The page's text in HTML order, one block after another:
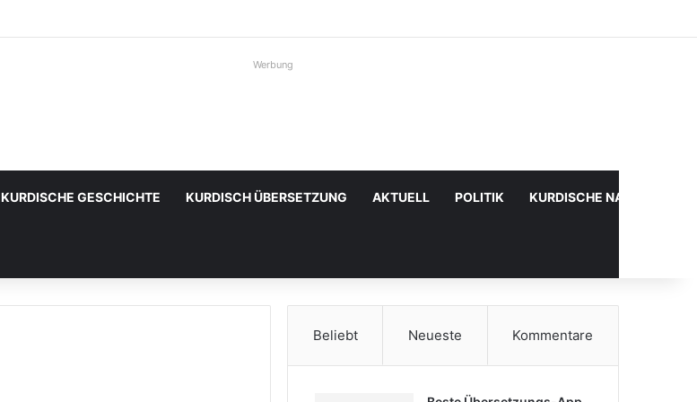
Werbung
KURDISCHE GESCHICHTE KURDISCH ÜBERSETZUNG AKTUELL POLITIK KURDISCHE
Beliebt Neueste Kommentare